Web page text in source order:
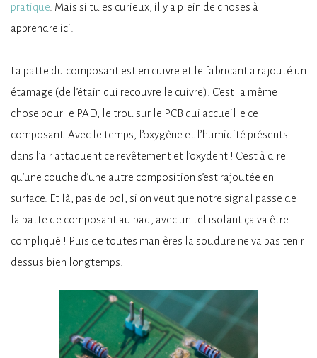
pratique. Mais si tu es curieux, il y a plein de choses à
apprendre ici.
La patte du composant est en cuivre et le fabricant a rajouté un
étamage (de l’étain qui recouvre le cuivre). C’est la même
chose pour le PAD, le trou sur le PCB qui accueille ce
composant. Avec le temps, l’oxygène et l’humidité présents
dans l’air attaquent ce revêtement et l’oxydent ! C’est à dire
qu’une couche d’une autre composition s’est rajoutée en
surface. Et là, pas de bol, si on veut que notre signal passe de
la patte de composant au pad, avec un tel isolant ça va être
compliqué ! Puis de toutes manières la soudure ne va pas tenir
dessus bien longtemps.